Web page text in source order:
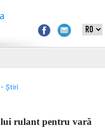
Știri
rulant pentru vară